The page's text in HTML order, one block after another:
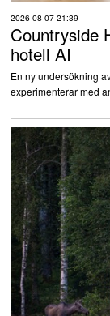
2026-08-07 21:39
Countryside
hotell AI
En ny undersökning
experimenterar med